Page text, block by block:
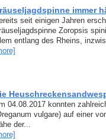
immer
seit einigen Jahren
Zoropsis
entlang des Rheins,
04.08.2017 konnten
vulgare) auf einer
der...